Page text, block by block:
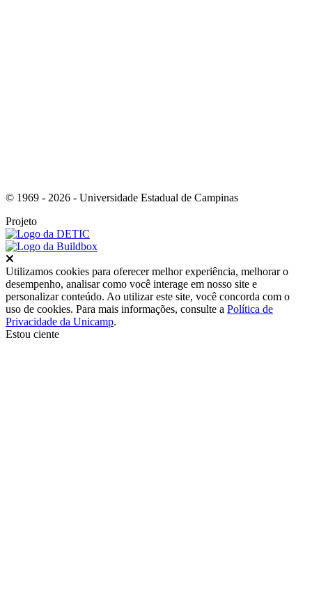
© 1969 - 2026 - Universidade Estadual de Campinas
Projeto
Utilizamos cookies para oferecer melhor experiência, melhorar o
desempenho, analisar como você interage em nosso site e
personalizar conteúdo. Ao utilizar este site, você concorda com o
uso de cookies. Para mais informações, consulte a Política de
Privacidade da Unicamp.
Estou ciente